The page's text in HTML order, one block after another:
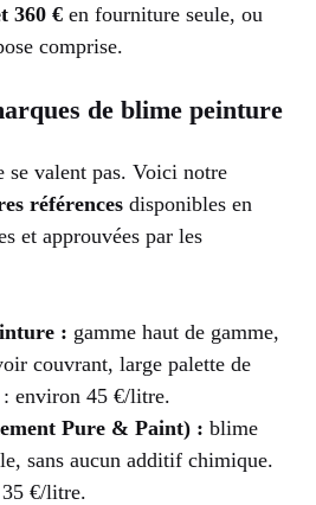
360 € en fourniture seule, ou
comprise.
de blime peinture
se valent pas. Voici notre
références disponibles en
et approuvées par les
: gamme haut de gamme,
couvrant, large palette de
environ 45 €/litre.
Pure & Paint) : blime
sans aucun additif chimique.
€/litre.